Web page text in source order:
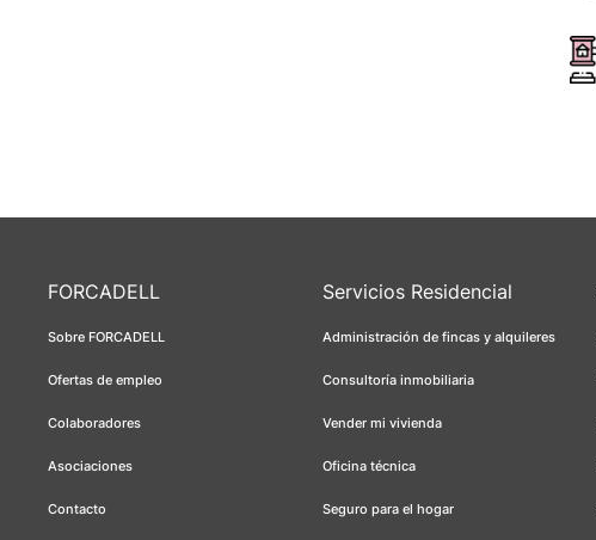
FORCADELL
Sobre FORCADELL
Ofertas de empleo
Colaboradores
Asociaciones
Contacto
Servicios Residencial
Administración de fincas y alquileres
Consultoría inmobiliaria
Vender mi vivienda
Oficina técnica
Seguro para el hogar